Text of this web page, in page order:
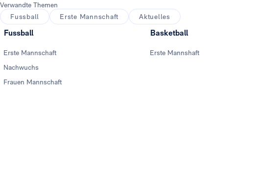
Verwandte Themen
Fussball
Erste Mannschaft Aktuelles
Fussball
Erste Mannschaft
Nachwuchs
Frauen Mannschaft
Basketball
Erste Mannshaft